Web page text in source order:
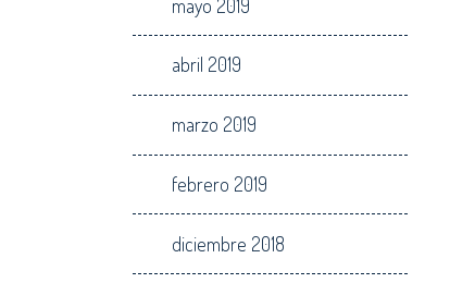
mayo 2019
abril 2019
marzo 2019
febrero 2019
diciembre 2018